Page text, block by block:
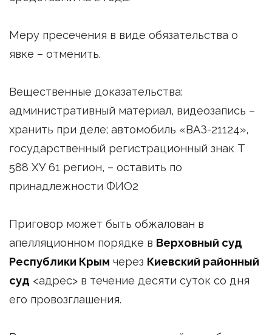
Меру пресечения в виде обязательства о
явке – отменить.
Вещественные доказательства:
административный материал, видеозапись –
хранить при деле; автомобиль «ВАЗ-21124»,
государственный регистрационный знак Т
588 ХУ 61 регион, – оставить по
принадлежности ФИО2
Приговор может быть обжалован в
апелляционном порядке в Верховный суд
Республики Крым через Киевский районный
суд <адрес> в течение десяти суток со дня
его провозглашения.